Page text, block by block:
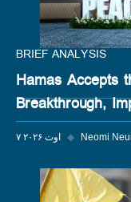
BRIEF ANALYSIS
Hamas Accepts
Breakthrough,
۷ اوت ۲۰۲۶ ◆ Neomi